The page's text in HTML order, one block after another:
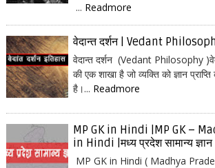
... Readmore
वेदान्त दर्शन | Vedant
वेदान्त दर्शन (Vedant Philosophy
की एक शाखा है जो व्यक्ति को ज्ञान
है।... Readmore
MP GK in Hindi |MP GK –
in Hindi |मध्य प्रदेश सामान्य ज्ञान
MP GK in Hindi ( Madhya